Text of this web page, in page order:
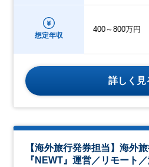
想定年収
400～800万円
詳しく見
【海外旅行発券担当】海外
『NEWT』運営／リモート